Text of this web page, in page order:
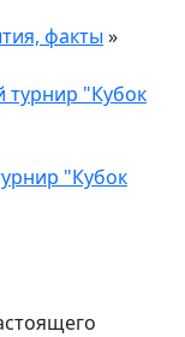
факты »
"Кубок